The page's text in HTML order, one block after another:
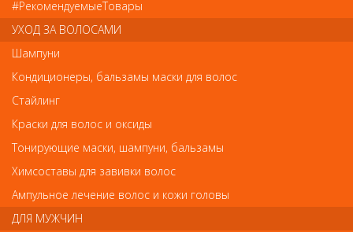
3219 RuNail УФ Лампа 36W фиолетовая
розовая (120 сек) GL-515
Арт. 3218
#РекомендуемыеТовары
УХОД ЗА ВОЛОСАМИ
Шампуни
Кондиционеры, бальзамы маски для волос
Стайлинг
Краски для волос и оксиды
Тонирующие маски, шампуни, бальзамы
Химсоставы для завивки волос
Ампульное лечение волос и кожи головы
ДЛЯ МУЖЧИН